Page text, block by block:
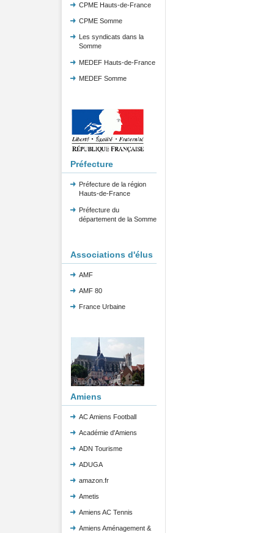
CPME Hauts-de-France
CPME Somme
Les syndicats dans la
Somme
MEDEF Hauts-de-France
MEDEF Somme
Préfecture
Préfecture de la région
Hauts-de-France
Préfecture du
département de la Somme
Associations d'élus
AMF
AMF 80
France Urbaine
Amiens
AC Amiens Football
Académie d'Amiens
ADN Tourisme
ADUGA
amazon.fr
Ametis
Amiens AC Tennis
Amiens Aménagement &